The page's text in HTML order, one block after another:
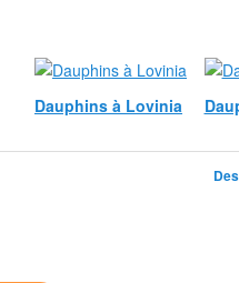
Dauphins à Lovinia